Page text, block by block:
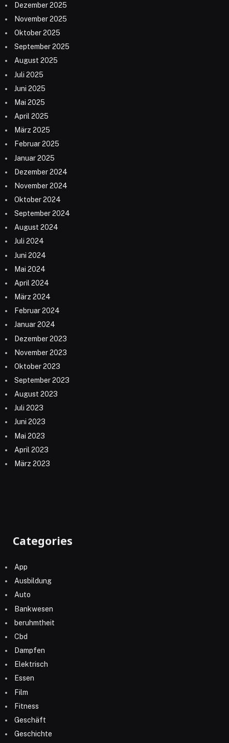
Dezember 2025
November 2025
Oktober 2025
September 2025
August 2025
Juli 2025
Juni 2025
Mai 2025
April 2025
März 2025
Februar 2025
Januar 2025
Dezember 2024
November 2024
Oktober 2024
September 2024
August 2024
Juli 2024
Juni 2024
Mai 2024
April 2024
März 2024
Februar 2024
Januar 2024
Dezember 2023
November 2023
Oktober 2023
September 2023
August 2023
Juli 2023
Juni 2023
Mai 2023
April 2023
März 2023
Categories
App
Ausbildung
Auto
Bankwesen
beruhmtheit
Cbd
Dampfen
Elektrisch
Essen
Film
Fitness
Geschäft
Geschichte